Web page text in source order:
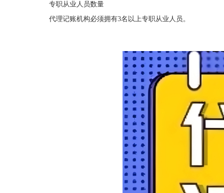
专职从业人员数量
代理记账机构必须拥有3名以上专职从业人员。